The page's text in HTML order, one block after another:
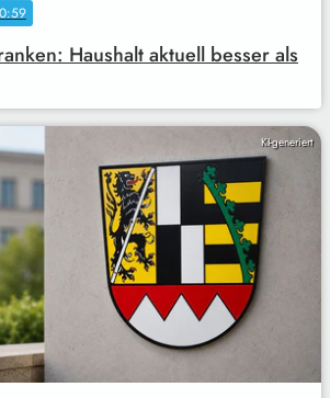
Haushalt aktuell besser als
KI-generiert